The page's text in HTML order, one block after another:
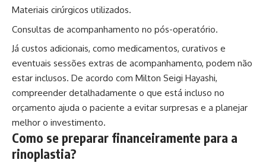
Materiais cirúrgicos utilizados.
Consultas de acompanhamento no pós-operatório.
Já custos adicionais, como medicamentos, curativos e
eventuais sessões extras de acompanhamento, podem não
estar inclusos. De acordo com Milton Seigi Hayashi,
compreender detalhadamente o que está incluso no
orçamento ajuda o paciente a evitar surpresas e a planejar
melhor o investimento.
Como se preparar financeiramente para a
rinoplastia?